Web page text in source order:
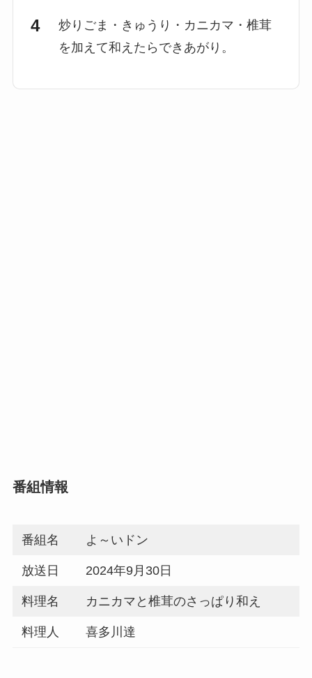
炒りごま・きゅうり・カニカマ・椎茸
を加えて和えたらできあがり。
番組情報
番組名 よ～いドン
放送日 2024年9月30日
料理名 カニカマと椎茸のさっぱり和え
料理人 喜多川達